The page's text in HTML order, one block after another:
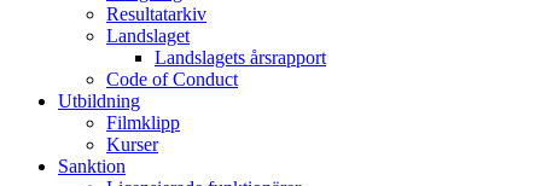
Resultatarkiv
Landslaget
Landslagets årsrapport
Code of Conduct
Utbildning
Filmklipp
Kurser
Sanktion